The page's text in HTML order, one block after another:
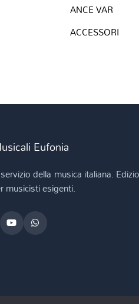
ANCE VAR
ACCESSORI
Eufonia
della musica italiana.
musicisti esigenti.